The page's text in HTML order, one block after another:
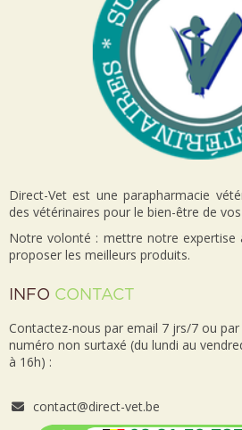
Direct-Vet est une parapharmacie
des vétérinaires pour le bien-être de
Notre volonté : mettre notre expertise
proposer les meilleurs produits.
INFO CONTACT
Contactez-nous par email 7 jrs/7 ou
numéro non surtaxé (du lundi au
à 16h) :
contact@direct-vet.be